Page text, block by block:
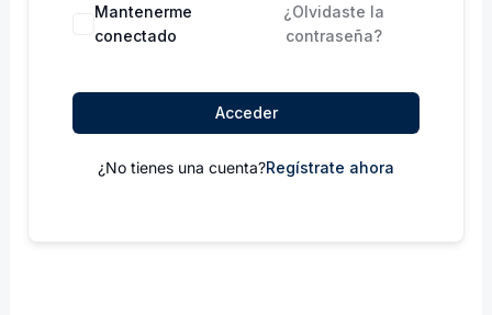
Mantenerme
conectado
¿Olvidaste la
contraseña?
Acceder
¿No tienes una cuenta?Regístrate ahora